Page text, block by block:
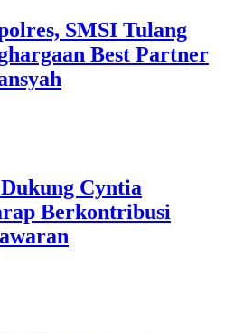
SMSI Tulang
Best Partner
Cyntia
Berkontribusi